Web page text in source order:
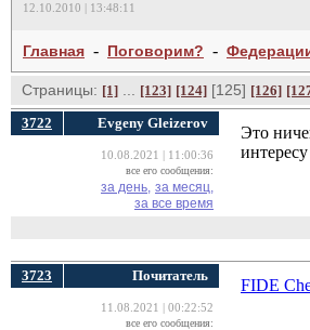
12.10.2010 | 13:48:11
Главная - Поговорим? -
Страницы: [1] [123] [124] [125] [126]
3722
Evgeny Gleizerov
10.08.2021 | 11:00:36
все его сообщения:
за день, за месяц,
за все время
Это
3723 Почитатель
11.08.2021 | 00:22:52
все его сообщения:
FIDE